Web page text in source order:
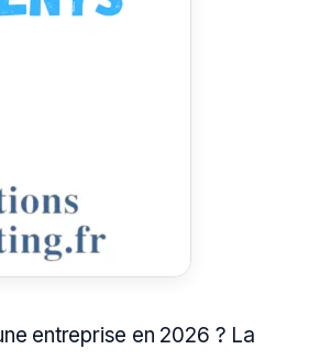
entreprise en 2026 ? La